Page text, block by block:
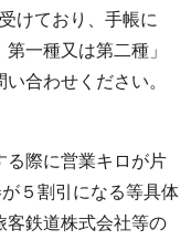
けており、手帳に
一種又は第二種」
合わせください。
際に営業キロが片
５割引になる等具体
客鉄道株式会社等の